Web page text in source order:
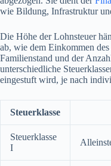
wie Bildung, Infrastruktur
Die Höhe der Lohnsteuer
ab, wie dem Einkommen
Familienstand und der
unterschiedliche
eingestuft wird, je nach
Steuerklasse
Steuerklasse
I